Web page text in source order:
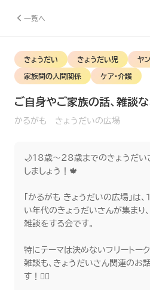
一覧へ
きょうだい きょうだい児 ヤ
家族間の人間関係 ケア・介護
ご自身やご家族の話、雑談な
かるがも きょうだいの広場
🌙18歳～28歳までのきょうだい
しましょう！🍁
「かるがも きょうだいの広場」
い年代のきょうだいさんが集まり
雑談をする会です。
特にテーマは決めないフリートーク
雑談も、きょうだいさん関連のお
す！🙆‍♂️